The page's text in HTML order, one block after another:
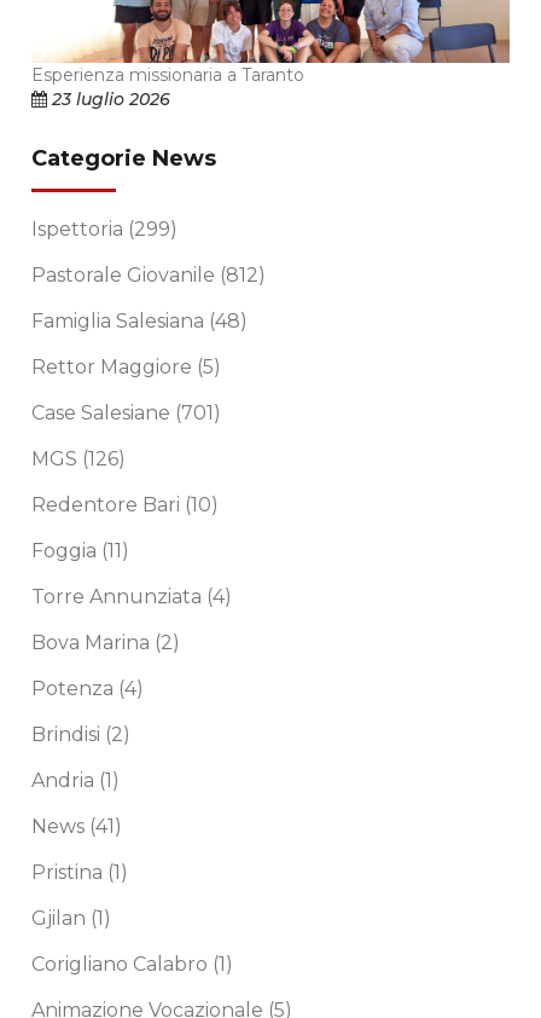
Esperienza missionaria a Taranto
23 luglio 2026
Categorie News
Ispettoria (299)
Pastorale Giovanile (812)
Famiglia Salesiana (48)
Rettor Maggiore (5)
Case Salesiane (701)
MGS (126)
Redentore Bari (10)
Foggia (11)
Torre Annunziata (4)
Bova Marina (2)
Potenza (4)
Brindisi (2)
Andria (1)
News (41)
Pristina (1)
Gjilan (1)
Corigliano Calabro (1)
Animazione Vocazionale (5)